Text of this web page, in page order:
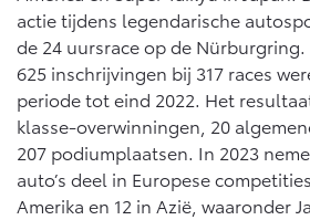
actie tijdens legendarische
de 24 uursrace op de
625 inschrijvingen bij 317 races
periode tot eind 2022. Het
klasse-overwinningen, 20
207 podiumplaatsen. In 2023
auto’s deel in Europese
Amerika en 12 in Azië, waaronder